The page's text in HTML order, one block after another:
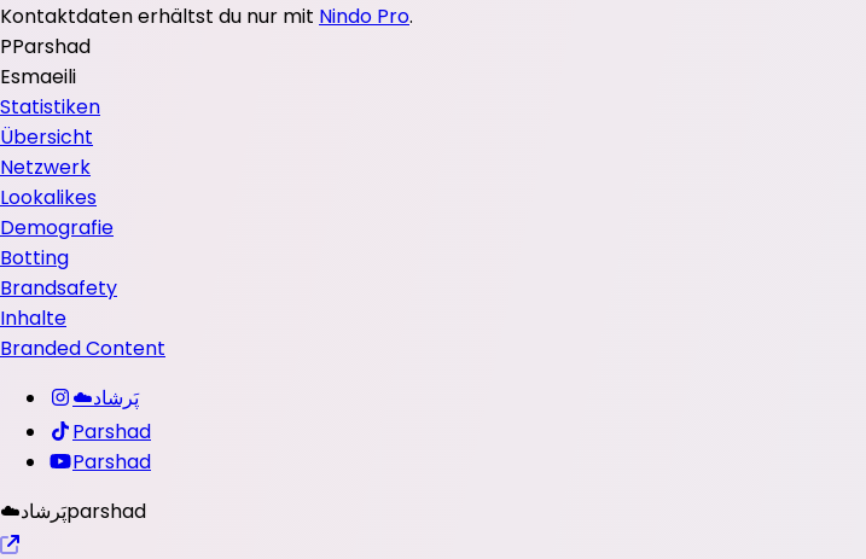
Kontaktdaten erhältst du nur mit Nindo Pro.
PParshad
Esmaeili
Statistiken
Übersicht
Netzwerk
Lookalikes
Demografie
Botting
Brandsafety
Inhalte
Branded Content
️☁️پَرشاد
Parshad
Parshad
️☁️پَرشادparshad